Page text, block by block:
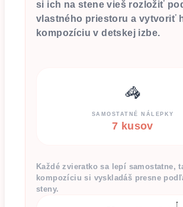
si ich na stene vieš rozložiť
vlastného priestoru a vytvoriť
kompozíciu v detskej izbe.
🦓
SAMOSTATNÉ NÁLEPKY
7 kusov
Každé zvieratko sa lepí samostatne,
kompozíciu si vyskladáš presne
steny.